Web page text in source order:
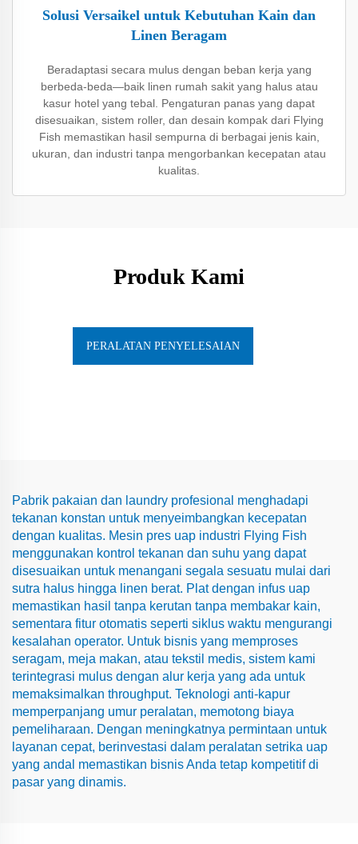
Solusi Versaikel untuk Kebutuhan Kain dan
Linen Beragam
Beradaptasi secara mulus dengan beban kerja yang
berbeda-beda—baik linen rumah sakit yang halus atau
kasur hotel yang tebal. Pengaturan panas yang dapat
disesuaikan, sistem roller, dan desain kompak dari Flying
Fish memastikan hasil sempurna di berbagai jenis kain,
ukuran, dan industri tanpa mengorbankan kecepatan atau
kualitas.
Produk Kami
PERALATAN PENYELESAIAN
Pabrik pakaian dan laundry profesional menghadapi
tekanan konstan untuk menyeimbangkan kecepatan
dengan kualitas. Mesin pres uap industri Flying Fish
menggunakan kontrol tekanan dan suhu yang dapat
disesuaikan untuk menangani segala sesuatu mulai dari
sutra halus hingga linen berat. Plat dengan infus uap
memastikan hasil tanpa kerutan tanpa membakar kain,
sementara fitur otomatis seperti siklus waktu mengurangi
kesalahan operator. Untuk bisnis yang memproses
seragam, meja makan, atau tekstil medis, sistem kami
terintegrasi mulus dengan alur kerja yang ada untuk
memaksimalkan throughput. Teknologi anti-kapur
memperpanjang umur peralatan, memotong biaya
pemeliharaan. Dengan meningkatnya permintaan untuk
layanan cepat, berinvestasi dalam peralatan setrika uap
yang andal memastikan bisnis Anda tetap kompetitif di
pasar yang dinamis.